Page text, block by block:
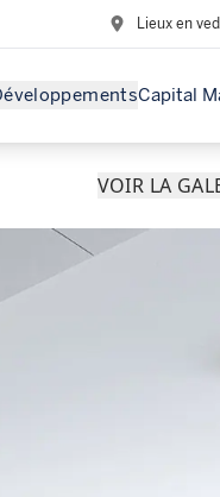
Lieux en
Capital
VOIR LA